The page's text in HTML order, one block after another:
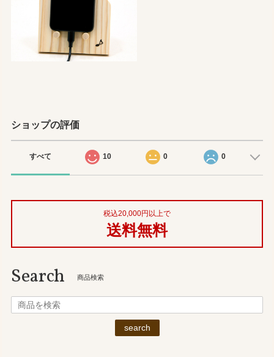
ショップの評価
すべて 10 0 0
税込20,000円以上で
送料無料
Search 商品検索
search